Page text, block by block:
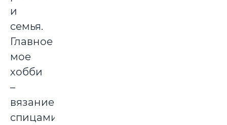
и
семья.
Главное
мое
хобби
–
вязание
спицами